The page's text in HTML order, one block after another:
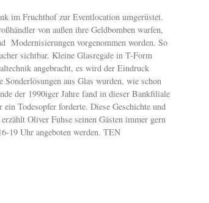
im Fruchthof zur Eventlocation umgerüstet.
von außen ihre Geldbomben warfen,
Modernisierungen vorgenommen worden. So
sichtbar. Kleine Glasregale in T-Form
angebracht, es wird der Eindruck
aus Glas wurden, wie schon
der 1990iger Jahre fand in dieser Bankfiliale
Todesopfer forderte. Diese Geschichte und
Oliver Fuhse seinen Gästen immer gern
19 Uhr angeboten werden. TEN